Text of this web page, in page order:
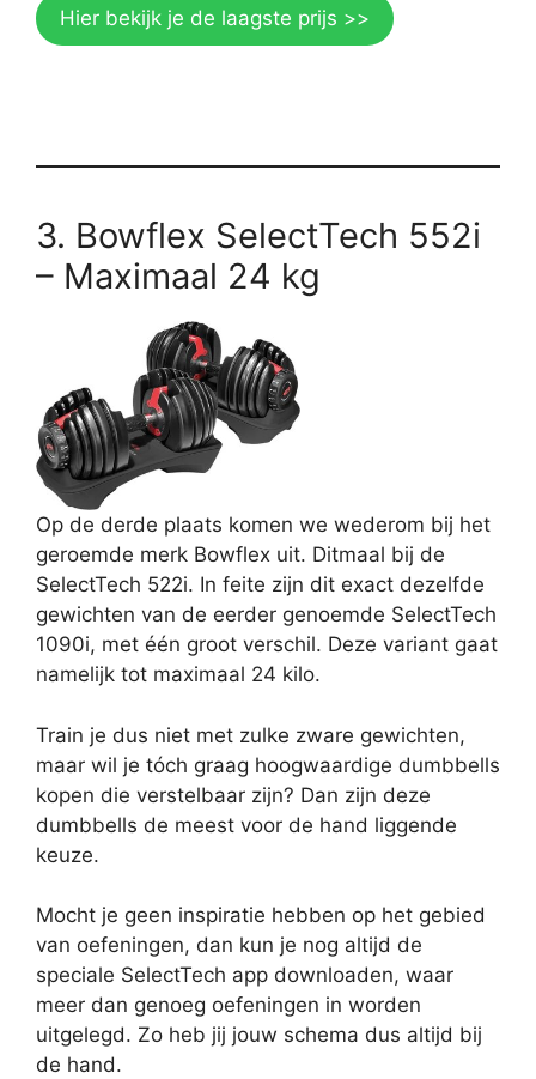
Hier bekijk je de laagste prijs >>
3. Bowflex SelectTech 552i
– Maximaal 24 kg
Op de derde plaats komen we wederom bij het
geroemde merk Bowflex uit. Ditmaal bij de
SelectTech 522i. In feite zijn dit exact dezelfde
gewichten van de eerder genoemde SelectTech
1090i, met één groot verschil. Deze variant gaat
namelijk tot maximaal 24 kilo.
Train je dus niet met zulke zware gewichten,
maar wil je tóch graag hoogwaardige dumbbells
kopen die verstelbaar zijn? Dan zijn deze
dumbbells de meest voor de hand liggende
keuze.
Mocht je geen inspiratie hebben op het gebied
van oefeningen, dan kun je nog altijd de
speciale SelectTech app downloaden, waar
meer dan genoeg oefeningen in worden
uitgelegd. Zo heb jij jouw schema dus altijd bij
de hand.